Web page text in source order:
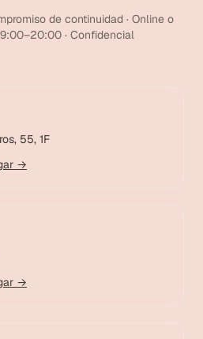
de continuidad · Online o
· Confidencial
55, 1F
→
→